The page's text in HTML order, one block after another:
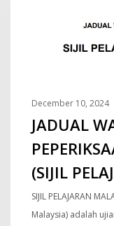
PELAJARAN
December 10, 2024
JADUAL
(SIJIL
SIJIL PELAJARAN
Malaysia) adalah